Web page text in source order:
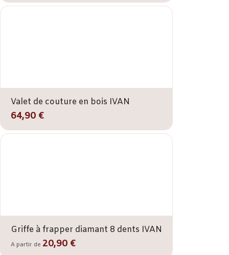
Valet de couture en bois IVAN
64,90 €
Griffe à frapper diamant 8 dents IVAN
A partir de 20,90 €